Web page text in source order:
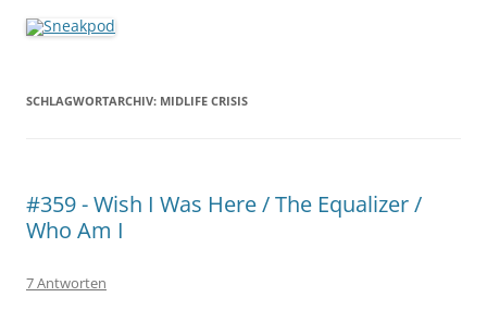
SCHLAGWORTARCHIV: MIDLIFE CRISIS
#359 - Wish I Was Here / The Equalizer /
Who Am I
7 Antworten